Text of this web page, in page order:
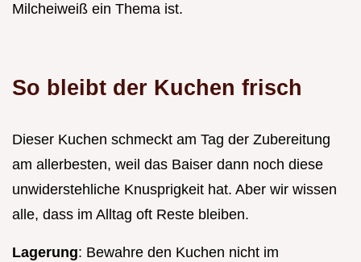
Milcheiweiß ein Thema ist.
So bleibt der Kuchen frisch
Dieser Kuchen schmeckt am Tag der Zubereitung
am allerbesten, weil das Baiser dann noch diese
unwiderstehliche Knusprigkeit hat. Aber wir wissen
alle, dass im Alltag oft Reste bleiben.
Lagerung: Bewahre den Kuchen nicht im